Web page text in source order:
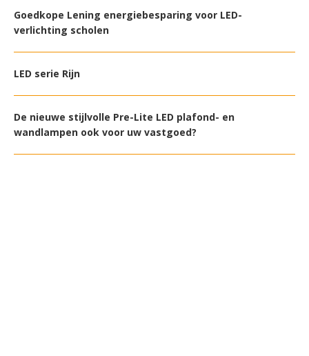
Goedkope Lening energiebesparing voor LED-
verlichting scholen
LED serie Rijn
De nieuwe stijlvolle Pre-Lite LED plafond- en
wandlampen ook voor uw vastgoed?